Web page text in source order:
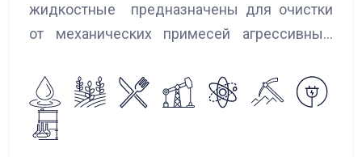
жидкостные предназначены для очистки
от механических примесей агрессивных,
и суспензий. Фильтры устанавливаются
на всасывающих линиях дозировочных
насосных агрегатов и установок.